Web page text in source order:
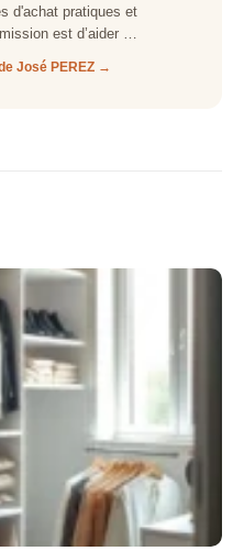
d'achat pratiques et
est d’aider …
José PEREZ →